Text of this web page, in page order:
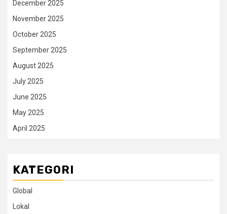
December 2025
November 2025
October 2025
September 2025
August 2025
July 2025
June 2025
May 2025
April 2025
KATEGORI
Global
Lokal